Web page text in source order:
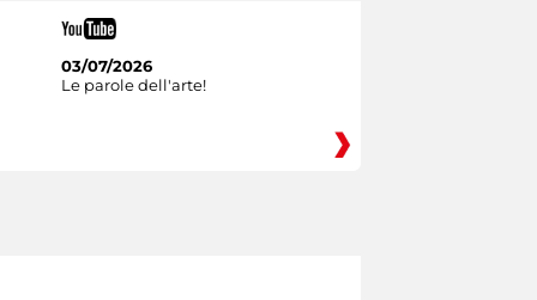
03/07/2026
Le parole dell'arte!